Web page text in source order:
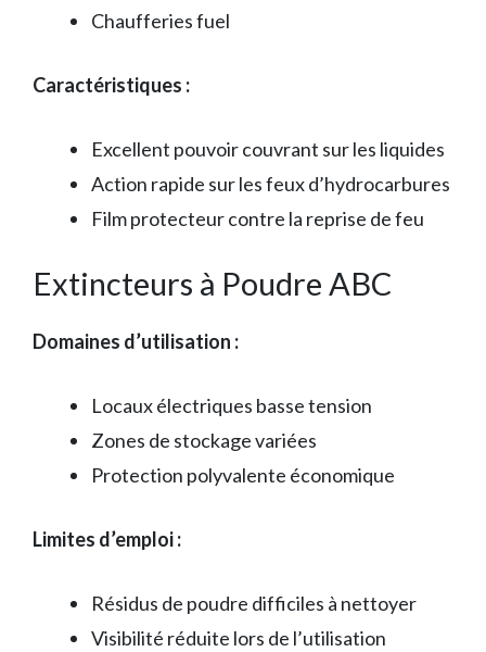
Chaufferies fuel
Caractéristiques :
Excellent pouvoir couvrant sur les liquides
Action rapide sur les feux d’hydrocarbures
Film protecteur contre la reprise de feu
Extincteurs à Poudre ABC
Domaines d’utilisation :
Locaux électriques basse tension
Zones de stockage variées
Protection polyvalente économique
Limites d’emploi :
Résidus de poudre difficiles à nettoyer
Visibilité réduite lors de l’utilisation